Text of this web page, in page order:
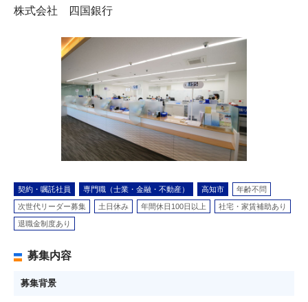
株式会社 四国銀行
契約・嘱託社員 専門職（士業・金融・不動産） 高知市 年齢不問
次世代リーダー募集 土日休み 年間休日100日以上 社宅・家賃補助あり
退職金制度あり
募集内容
募集背景